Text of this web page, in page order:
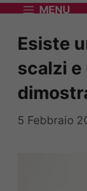
MENU
Esiste
scalzi
5 Febbraio